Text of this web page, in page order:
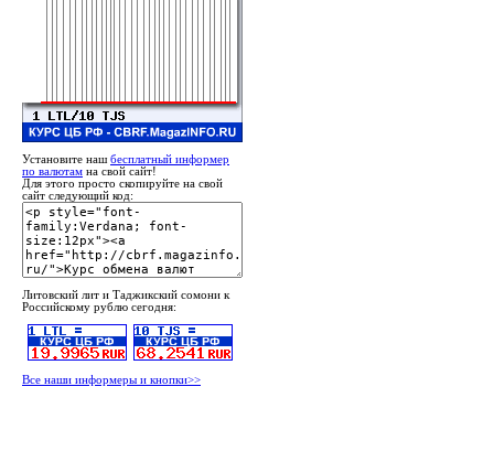
Установите наш бесплатный информер
по валютам на свой сайт!
Для этого просто скопируйте на свой
сайт следующий код:
Литовский лит и Таджикский сомони к
Российскому рублю сегодня:
Все наши информеры и кнопки>>